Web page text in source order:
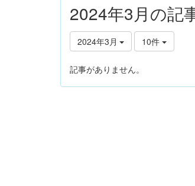
2024年3月の記
2024年3月 10件
記事がありません。